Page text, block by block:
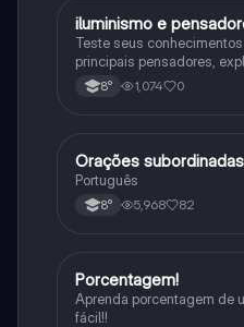
História
iluminismo e
Teste seus
principais pensadores,
impacto histórico.
8° 1,074 0
Português
Orações
Português
8° 5,968 82
Matematica
Porcentagem!
Aprenda porcentagem de
fácil!!